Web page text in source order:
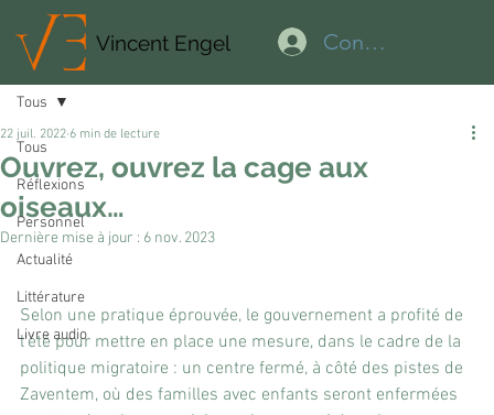
Connexion
Vincent Engel
Tous
Réflexions
Personnel
Actualité
Littérature
Livre audio
Tous
Ouvrez, ouvrez la cage aux
oiseaux…
22 juil. 2022 6 min de lecture
Dernière mise à jour : 6 nov. 2023
Selon une pratique éprouvée, le gouvernement a profité de
l’été pour mettre en place une mesure, dans le cadre de la
politique migratoire : un centre fermé, à côté des pistes de
Zaventem, où des familles avec enfants seront enfermées